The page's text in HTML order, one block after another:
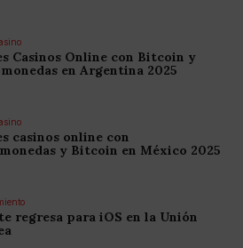
Casinos Online con Bitcoin y
en Argentina 2025
casinos online con
y Bitcoin en México 2025
regresa para iOS en la Unión